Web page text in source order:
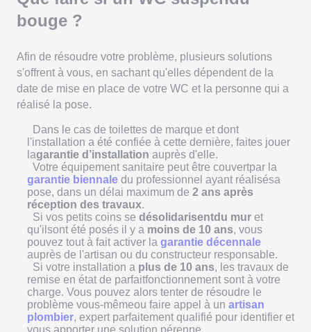
bouge ?
Afin de résoudre votre problème, plusieurs solutions
s'offrent à vous, en sachant qu'elles dépendent de la
date de mise en place de votre WC et la personne qui a
réalisé la pose.
Dans le cas de toilettes de marque et dont
l'installation a été confiée à cette dernière, faites jouer
lagarantie d’installation auprès d'elle.
Votre équipement sanitaire peut être couvertpar la
garantie biennale du professionnel ayant réalisésa
pose, dans un délai maximum de 2 ans après
réception des travaux.
Si vos petits coins se désolidarisentdu mur et
qu'ilsont été posés il y a moins de 10 ans, vous
pouvez tout à fait activer la garantie décennale
auprès de l'artisan ou du constructeur responsable.
Si votre installation a plus de 10 ans, les travaux de
remise en état de parfaitfonctionnement sont à votre
charge. Vous pouvez alors tenter de résoudre le
problème vous-mêmeou faire appel à un artisan
plombier, expert parfaitement qualifié pour identifier et
vous apporter une solution pérenne.